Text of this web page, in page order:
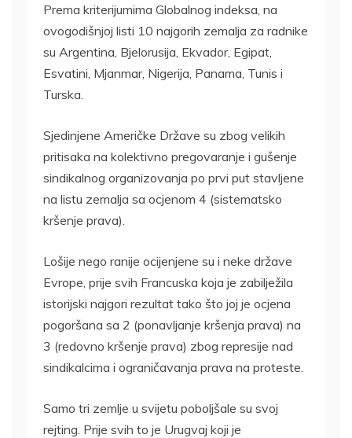
Prema kriterijumima Globalnog indeksa, na
ovogodišnjoj listi 10 najgorih zemalja za radnike
su Argentina, Bjelorusija, Ekvador, Egipat,
Esvatini, Mjanmar, Nigerija, Panama, Tunis i
Turska.
Sjedinjene Američke Države su zbog velikih
pritisaka na kolektivno pregovaranje i gušenje
sindikalnog organizovanja po prvi put stavljene
na listu zemalja sa ocjenom 4 (sistematsko
kršenje prava).
Lošije nego ranije ocijenjene su i neke države
Evrope, prije svih Francuska koja je zabilježila
istorijski najgori rezultat tako što joj je ocjena
pogoršana sa 2 (ponavljanje kršenja prava) na
3 (redovno kršenje prava) zbog represije nad
sindikalcima i ograničavanja prava na proteste.
Samo tri zemlje u svijetu poboljšale su svoj
rejting. Prije svih to je Urugvaj koji je